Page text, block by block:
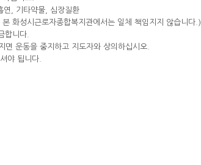
연, 기타약물, 심장질환
화성시근로자종합복지관에서는 일체 책임지지 않습니다.)
합니다.
운동을 중지하고 지도자와 상의하십시오.
야 됩니다.